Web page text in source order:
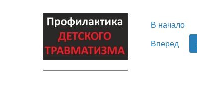
В начало
Вперед